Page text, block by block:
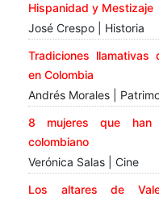
Hispanidad y Mestizaje
José Crespo | Historia
Tradiciones llamativas
en Colombia
Andrés Morales |
8 mujeres que han
colombiano
Verónica Salas | Cine
Los altares de